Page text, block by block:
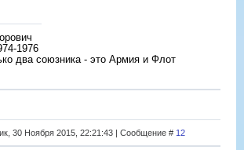
1976
два союзника - это Армия и Флот
30 Ноября 2015, 22:21:43 | Сообщение # 12